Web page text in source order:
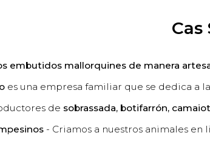
Cas
embutidos mallorquines de manera
es una empresa familiar que se dedica a
de sobrassada, botifarrón, camaiot
- Criamos a nuestros animales en